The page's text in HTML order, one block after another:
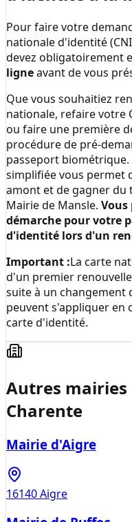
Pour faire votre
nationale d'identité
devez obligatoirement
ligneavant de vous
Que vous souhaitiez
nationale, refaire votre
ou faire une première
procédure de pré-
passeport
simplifiée vous permet
amont et de gagner du
Mairie de Mansle. Vous
démarche pour votre
d'identité lors d'un
Important :La carte
d'un premier
suite à un changement
peuvent s'appliquer en
carte d'identité.
Autres
Charente
Mairie d'Aigre
16140Aigre